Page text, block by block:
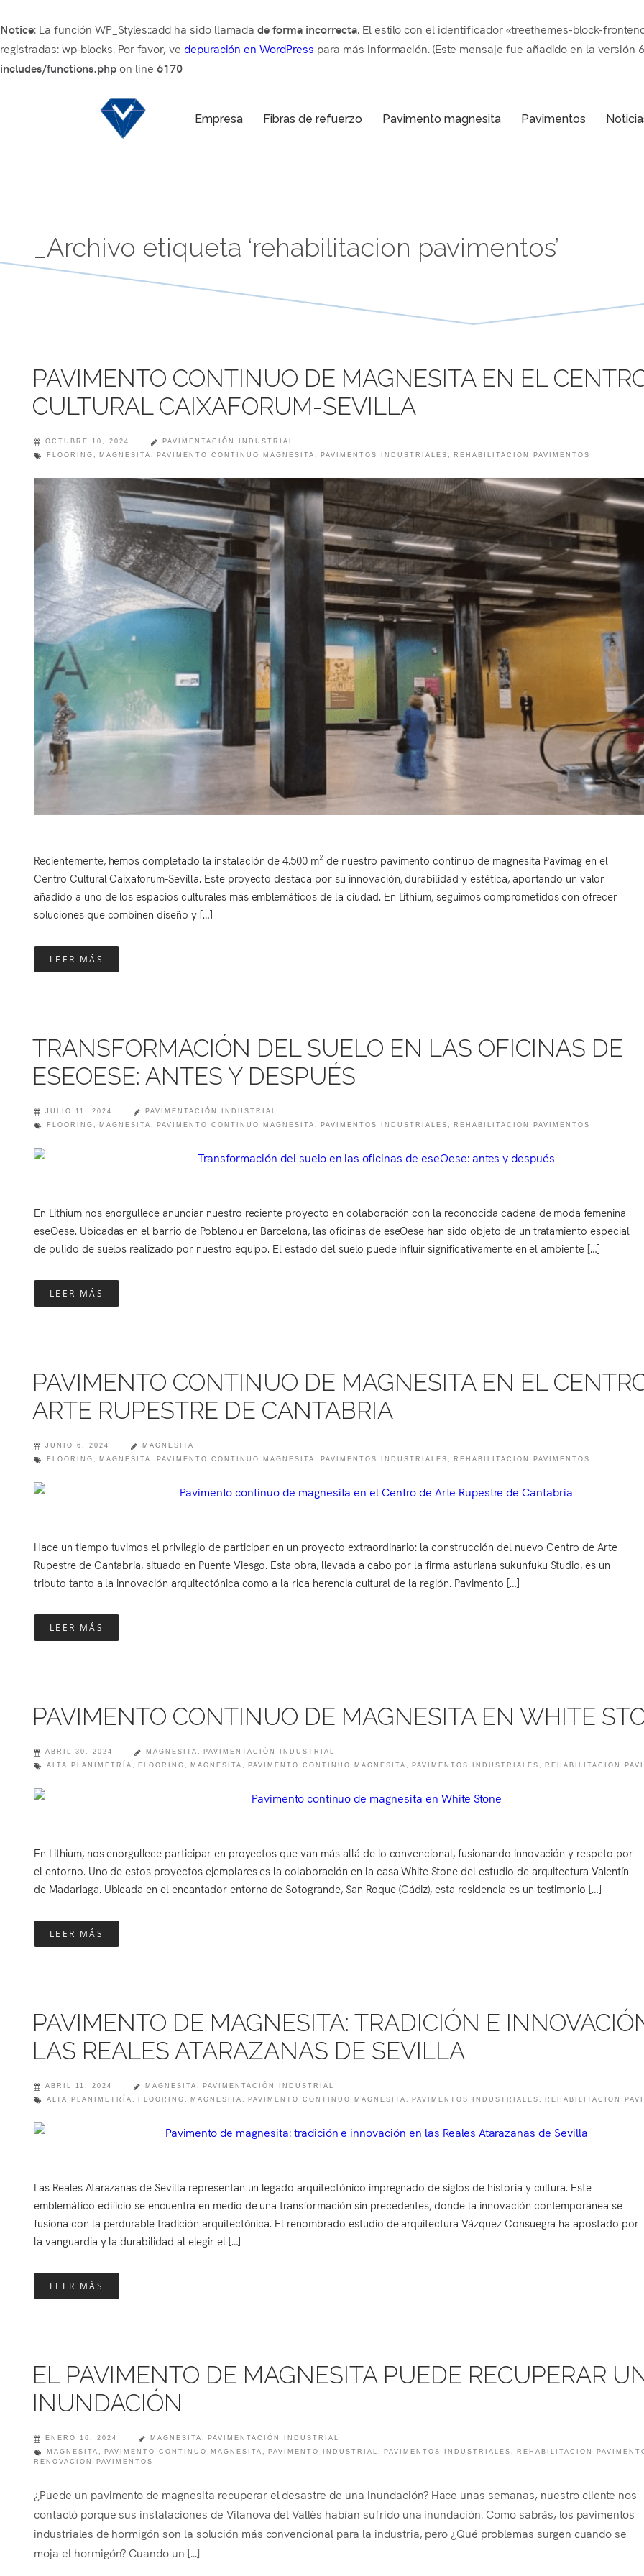
Notice: La función WP_Styles::add ha sido llamadade forma incorrecta. El estilo con el identificador «treethemes-block-
registradas: wp-blocks. Por favor, ve depuración en WordPress para más información. (Este mensaje fue añadido en la versión
includes/functions.phpon line 6170
Empresa Fibras de refuerzo Pavimento magnesita Pavimentos
_Archivo etiqueta ‘rehabilitacion pavimentos’
PAVIMENTO CONTINUO DE MAGNESITA EN EL
CULTURAL CAIXAFORUM-SEVILLA
OCTUBRE 10, 2024
PAVIMENTACIÓN INDUSTRIAL
FLOORING , MAGNESITA , PAVIMENTO CONTINUO MAGNESITA , PAVIMENTOS INDUSTRIALES , REHABILITACION PAVIMENTOS
Recientemente, hemos completado la instalación de 4.500 m² de nuestro pavimento continuo de magnesita Pavimag en el
Centro Cultural Caixaforum-Sevilla. Este proyecto destaca por su innovación, durabilidad y estética, aportando un valor
añadido a uno de los espacios culturales más emblemáticos de la ciudad. En Lithium, seguimos comprometidos con ofrecer
soluciones que combinen diseño y […]
LEER MÁS
TRANSFORMACIÓN DEL SUELO EN LAS OFICINAS DE
ESEOESE: ANTES Y DESPUÉS
JULIO 11, 2024
PAVIMENTACIÓN INDUSTRIAL
FLOORING
MAGNESITA PAVIMENTO CONTINUO MAGNESITA PAVIMENTOS INDUSTRIALES REHABILITACION PAVIMENTOS
En Lithium nos enorgullece anunciar nuestro reciente proyecto en colaboración con la reconocida cadena de moda femenina
eseOese. Ubicadas en el barrio de Poblenou en Barcelona, las oficinas de eseOese han sido objeto de un tratamiento especial
de pulido de suelos realizado por nuestro equipo. El estado del suelo puede influir significativamente en el ambiente […]
LEER MÁS
PAVIMENTO CONTINUO DE MAGNESITA EN EL
ARTE RUPESTRE DE CANTABRIA
JUNIO 6, 2024
MAGNESITA
FLOORING
MAGNESITA PAVIMENTO CONTINUO MAGNESITA PAVIMENTOS INDUSTRIALES REHABILITACION PAVIMENTOS
Hace un tiempo tuvimos el privilegio de participar en un proyecto extraordinario: la construcción del nuevo Centro de Arte
Rupestre de Cantabria, situado en Puente Viesgo. Esta obra, llevada a cabo por la firma asturiana sukunfuku Studio, es un
tributo tanto a la innovación arquitectónica como a la rica herencia cultural de la región. Pavimento […]
LEER MÁS
PAVIMENTO CONTINUO DE MAGNESITA EN WHITE
ABRIL 30, 2024 MAGNESITA
PAVIMENTACIÓN INDUSTRIAL
ALTA PLANIMETRÍA
FLOORING MAGNESITA PAVIMENTO CONTINUO MAGNESITA PAVIMENTOS INDUSTRIALES REHABILITACION
En Lithium, nos enorgullece participar en proyectos que van más allá de lo convencional, fusionando innovación y respeto por
el entorno. Uno de estos proyectos ejemplares es la colaboración en la casa White Stone del estudio de arquitectura Valentín
de Madariaga. Ubicada en el encantador entorno de Sotogrande, San Roque (Cádiz), esta residencia es un testimonio […]
LEER MÁS
PAVIMENTO DE MAGNESITA: TRADICIÓN E
LAS REALES ATARAZANAS DE SEVILLA
ABRIL 11, 2024 MAGNESITA
PAVIMENTACIÓN INDUSTRIAL
ALTA PLANIMETRÍA
FLOORING MAGNESITA PAVIMENTO CONTINUO MAGNESITA PAVIMENTOS INDUSTRIALES REHABILITACION
Las Reales Atarazanas de Sevilla representan un legado arquitectónico impregnado de siglos de historia y cultura. Este
emblemático edificio se encuentra en medio de una transformación sin precedentes, donde la innovación contemporánea se
fusiona con la perdurable tradición arquitectónica. El renombrado estudio de arquitectura Vázquez Consuegra ha apostado por
la vanguardia y la durabilidad al elegir el […]
LEER MÁS
EL PAVIMENTO DE MAGNESITA PUEDE RECUPERAR
INUNDACIÓN
ENERO 16, 2024 MAGNESITA
PAVIMENTACIÓN INDUSTRIAL
MAGNESITA
PAVIMENTO CONTINUO MAGNESITA PAVIMENTO INDUSTRIAL PAVIMENTOS INDUSTRIALES
REHABILITACION
RENOVACION PAVIMENTOS
¿Puede un pavimento de magnesita recuperar el desastre de una inundación? Hace unas semanas, nuestro cliente nos
contactó porque sus instalaciones de Vilanova del Vallès habían sufrido una inundación. Como sabrás, los pavimentos
industriales de hormigón son la solución más convencional para la industria, pero ¿Qué problemas surgen cuando se
moja el hormigón? Cuando un [...]